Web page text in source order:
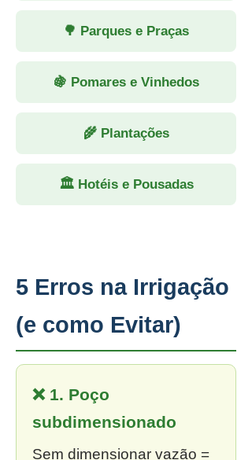
🌳 Parques e Praças
🍇 Pomares e Vinhedos
🌾 Plantações
🏛 Hotéis e Pousadas
5 Erros na Irrigação
(e como Evitar)
❌ 1. Poço
subdimensionado
Sem dimensionar vazão =